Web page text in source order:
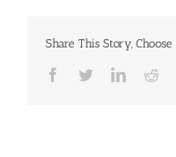
Share This Story,
Facebook
TwitterLinkedin